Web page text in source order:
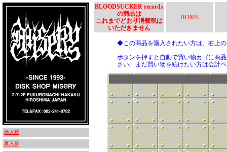
新入荷
再入荷
BLOODSUCKER records
の商品は
これまでどおり消費税は
いただきません
HOME
◆この商品を購入されたい方は、右上
ボタンを押すと自動で買い物カゴに商
さい。まだ買い物を続けたい方は会計